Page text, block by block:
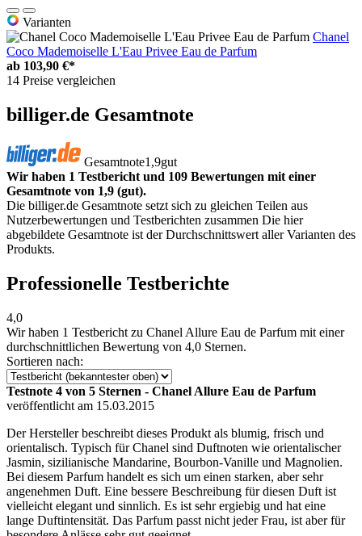
Varianten
Chanel
Coco Mademoiselle L'Eau Privee Eau de Parfum
ab 103,90 €*
14 Preise vergleichen
billiger.de Gesamtnote
Gesamtnote1,9gut
Wir haben 1 Testbericht und 109 Bewertungen mit einer
Gesamtnote von 1,9 (gut).
Die billiger.de Gesamtnote setzt sich zu gleichen Teilen aus
Nutzerbewertungen und Testberichten zusammen Die hier
abgebildete Gesamtnote ist der Durchschnittswert aller Varianten des
Produkts.
Professionelle Testberichte
4,0
Wir haben 1 Testbericht zu Chanel Allure Eau de Parfum mit einer
durchschnittlichen Bewertung von 4,0 Sternen.
Sortieren nach:
Testnote 4 von 5 Sternen - Chanel Allure Eau de Parfum
veröffentlicht am 15.03.2015
Der Hersteller beschreibt dieses Produkt als blumig, frisch und
orientalisch. Typisch für Chanel sind Duftnoten wie orientalischer
Jasmin, sizilianische Mandarine, Bourbon-Vanille und Magnolien.
Bei diesem Parfum handelt es sich um einen starken, aber sehr
angenehmen Duft. Eine bessere Beschreibung für diesen Duft ist
vielleicht elegant und sinnlich. Es ist sehr ergiebig und hat eine
lange Duftintensität. Das Parfum passt nicht jeder Frau, ist aber für